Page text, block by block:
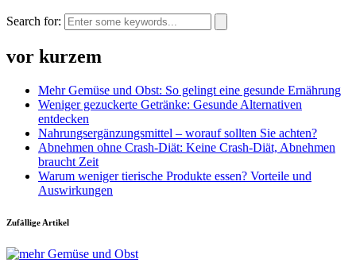
Search for:
vor kurzem
Mehr Gemüse und Obst: So gelingt eine gesunde Ernährung
Weniger gezuckerte Getränke: Gesunde Alternativen
entdecken
Nahrungsergänzungsmittel – worauf sollten Sie achten?
Abnehmen ohne Crash-Diät: Keine Crash-Diät, Abnehmen
braucht Zeit
Warum weniger tierische Produkte essen? Vorteile und
Auswirkungen
Zufällige Artikel